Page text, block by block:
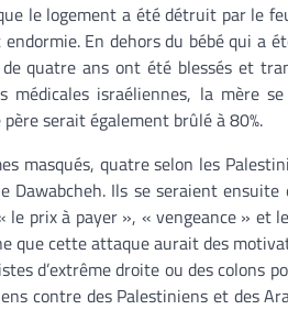
le logement a été détruit par le
En dehors du bébé qui a
quatre ans ont été blessés et
médicales israéliennes, la mère
serait également brûlé à 80%.
masqués, quatre selon les
Ils se seraient ensuite
prix à payer », « vengeance » et
que cette attaque aurait des
d’extrême droite ou des colons
contre des Palestiniens et des